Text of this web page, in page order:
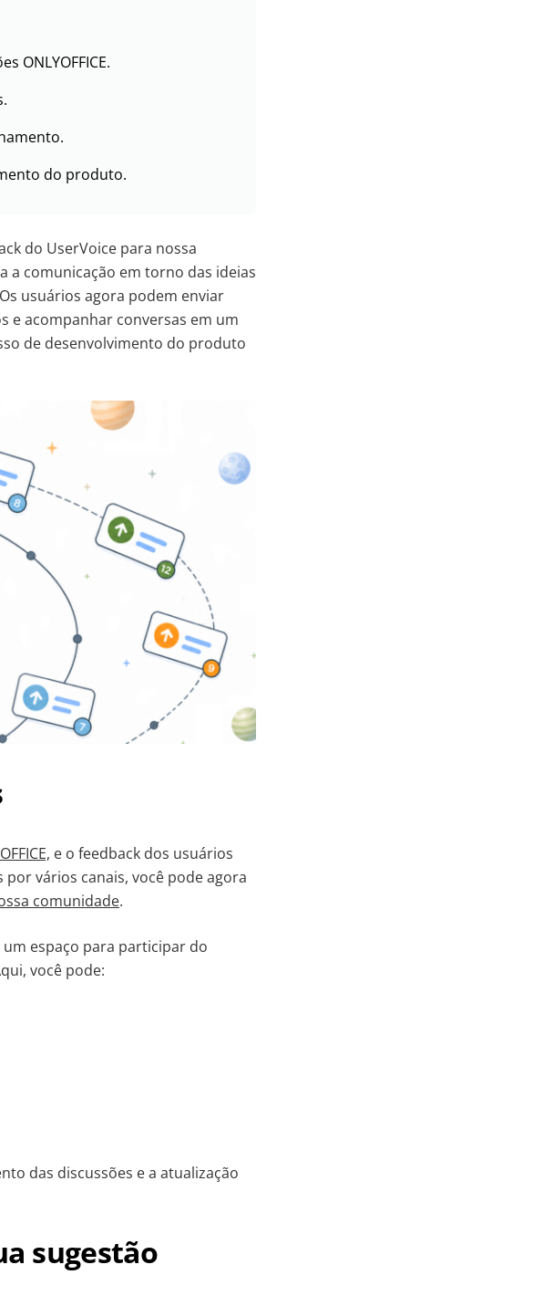
ONLYOFFICE.
do produto.
do UserVoice para nossa
a comunicação em torno das ideias
usuários agora podem enviar
e acompanhar conversas em um
de desenvolvimento do produto
e o feedback dos usuários
vários canais, você pode agora
comunidade.
espaço para participar do
você pode:
das discussões e a atualização
sugestão